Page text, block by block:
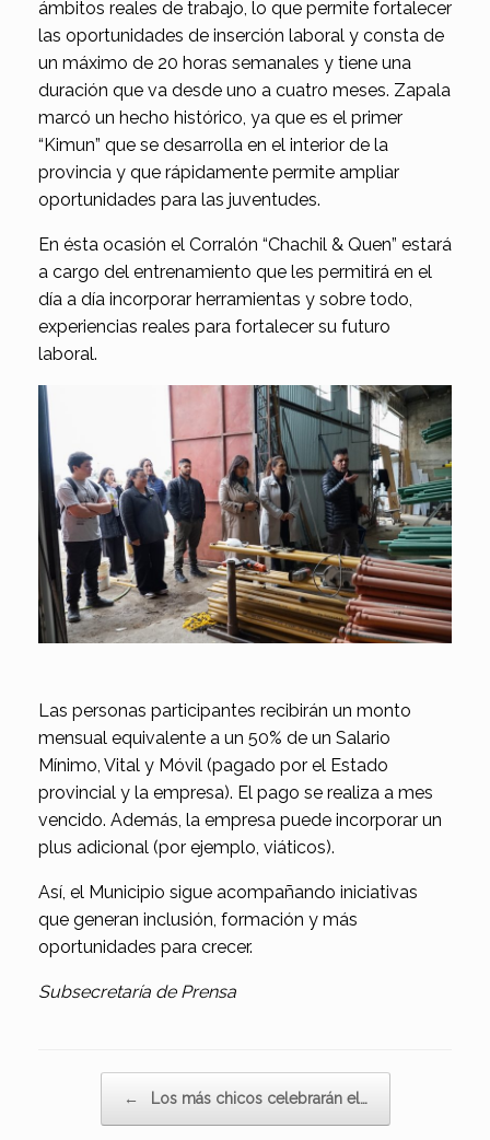
ámbitos reales de trabajo, lo que permite fortalecer
las oportunidades de inserción laboral y consta de
un máximo de 20 horas semanales y tiene una
duración que va desde uno a cuatro meses. Zapala
marcó un hecho histórico, ya que es el primer
“Kimun” que se desarrolla en el interior de la
provincia y que rápidamente permite ampliar
oportunidades para las juventudes.
En ésta ocasión el Corralón “Chachil & Quen” estará
a cargo del entrenamiento que les permitirá en el
día a día incorporar herramientas y sobre todo,
experiencias reales para fortalecer su futuro
laboral.
Las personas participantes recibirán un monto
mensual equivalente a un 50% de un Salario
Mínimo, Vital y Móvil (pagado por el Estado
provincial y la empresa). El pago se realiza a mes
vencido. Además, la empresa puede incorporar un
plus adicional (por ejemplo, viáticos).
Así, el Municipio sigue acompañando iniciativas
que generan inclusión, formación y más
oportunidades para crecer.
Subsecretaría de Prensa
← Los más chicos celebrarán el…